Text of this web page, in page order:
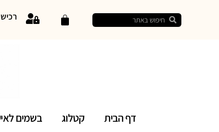
דף הבית קטלוג בשמים